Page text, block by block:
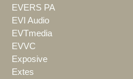
EVERS PA
EVI Audio
EVTmedia
EVVC
Exposive
Extes